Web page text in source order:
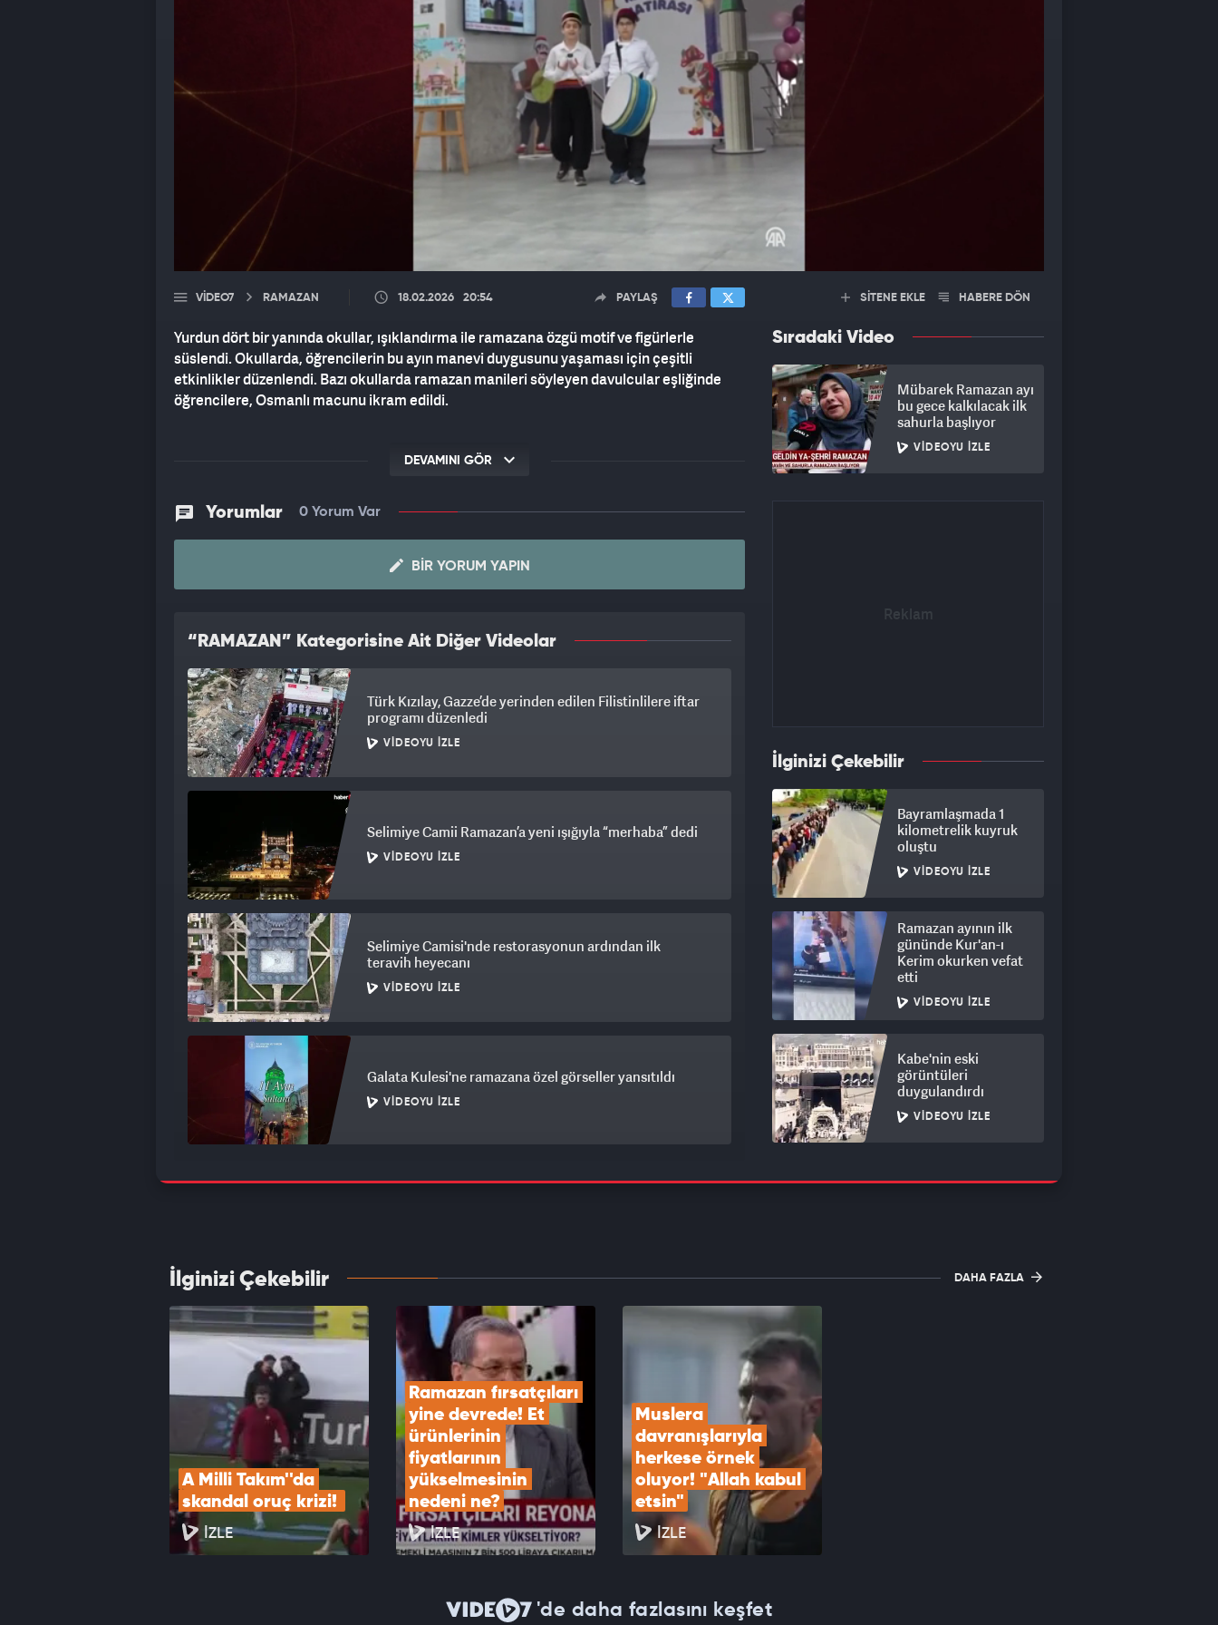
VIDEO7 RAMAZAN 18.02.2026 20:54 PAYLAŞ
Yurdun dört bir yanında okullar, ışıklandırma ile ramazana özgü motif ve figürlerle
süslendi. Okullarda, öğrencilerin bu ayın manevi duygusunu yaşaması için çeşitli
etkinlikler düzenlendi. Bazı okullarda ramazan manileri söyleyen davulcular eşliğinde
öğrencilere, Osmanlı macunu ikram edildi.
DEVAMINI GÖR
Yorumlar 0 Yorum Var
BIR YORUM YAPIN
“RAMAZAN” Kategorisine Ait Diğer Videolar
Türk Kızılay, Gazze’de yerinden edilen Filistinlilere iftar
programı düzenledi
VIDEOYU İZLE
Selimiye Camii Ramazan’a yeni ışığıyla “merhaba” dedi
VIDEOYU İZLE
Selimiye Camisi'nde restorasyonun ardından ilk
teravih heyecanı
VIDEOYU İZLE
Galata Kulesi'ne ramazana özel görseller yansıtıldı
VIDEOYU İZLE
Mübarek Ramazan ayı bu gece kalkılacak ilk sahurla
başlıyor
VIDEOYU İZLE
SİTENE EKLE HABERE DÖN
Sıradaki Video
Mübarek Ramazan ayı
bu gece kalkılacak ilk
sahurla başlıyor
VIDEOYU İZLE
İlginizi Çekebilir
Bayramlaşmada 1
kilometrelik kuyruk
oluştu
VIDEOYU İZLE
Ramazan ayının ilk
gününde Kur'an-ı
Kerim okurken vefat
etti
VIDEOYU İZLE
Kabe'nin eski
görüntüleri
duygulandırdı
VIDEOYU İZLE
İlginizi Çekebilir DAHA FAZLA
A Milli Takım''da
skandal oruç krizi!
İZLE
Ramazan fırsatçıları
yine devrede! Et
ürünlerinin
fiyatlarının
yükselmesinin
nedeni ne?
İZLE
Muslera
davranışlarıyla
herkese örnek
oluyor! "Allah kabul
etsin"
İZLE
'de daha fazlasını keşfet